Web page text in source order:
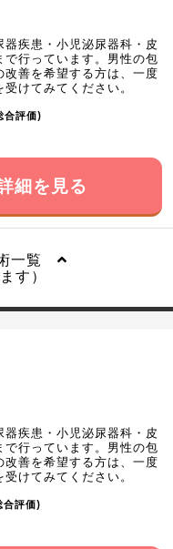
疾患・小児泌尿器科・皮
行っています。男性の包
善を希望する方は、一度
けてみてください。
合評価)
細を見る
一覧
す）
疾患・小児泌尿器科・皮
行っています。男性の包
善を希望する方は、一度
けてみてください。
合評価)